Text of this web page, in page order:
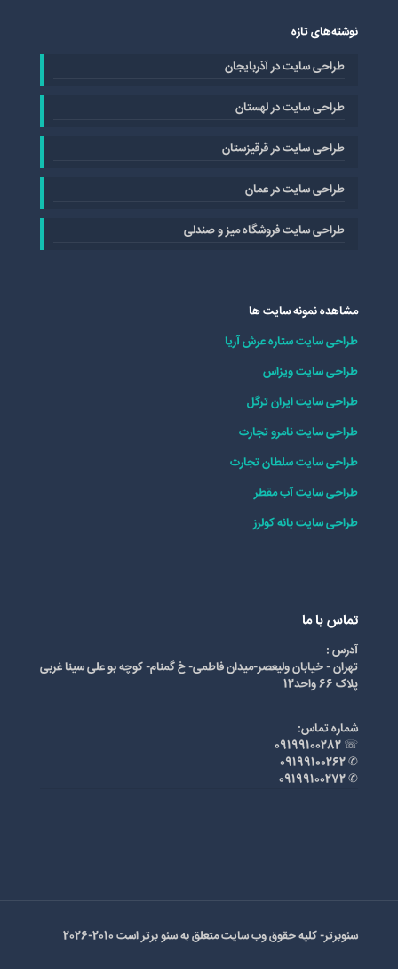
نوشته‌های تازه
طراحی سایت در آذربایجان
طراحی سایت در لهستان
طراحی سایت در قرقیزستان
طراحی سایت در عمان
طراحی سایت فروشگاه میز و صندلی
مشاهده نمونه سایت ها
طراحی سایت ستاره عرش آریا
طراحی سایت ویزاس
طراحی سایت ایران ترگل
طراحی سایت نامرو تجارت
طراحی سایت سلطان تجارت
طراحی سایت آب مقطر
طراحی سایت بانه کولرز
تماس با ما
آدرس :
تهران - خیابان ولیعصر-میدان فاطمی- خ گمنام- کوچه بو علی سینا غربی
پلاک 66 واحد12
شماره تماس:
☏ 09199100282
✆ 09199100262
✆ 09199100272
سئوبرتر- کلیه حقوق وب سایت متعلق به سئو برتر است 2010-2026